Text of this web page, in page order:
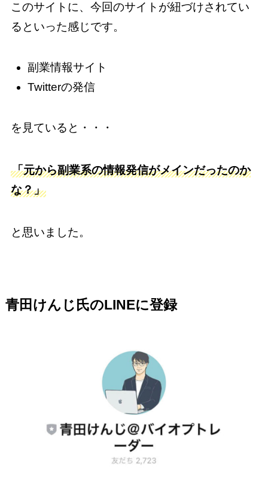
このサイトに、今回のサイトが紐づけされてい
るといった感じです。
副業情報サイト
Twitterの発信
を見ていると・・・
「元から副業系の情報発信がメインだったのか
な？」
と思いました。
青田けんじ氏のLINEに登録